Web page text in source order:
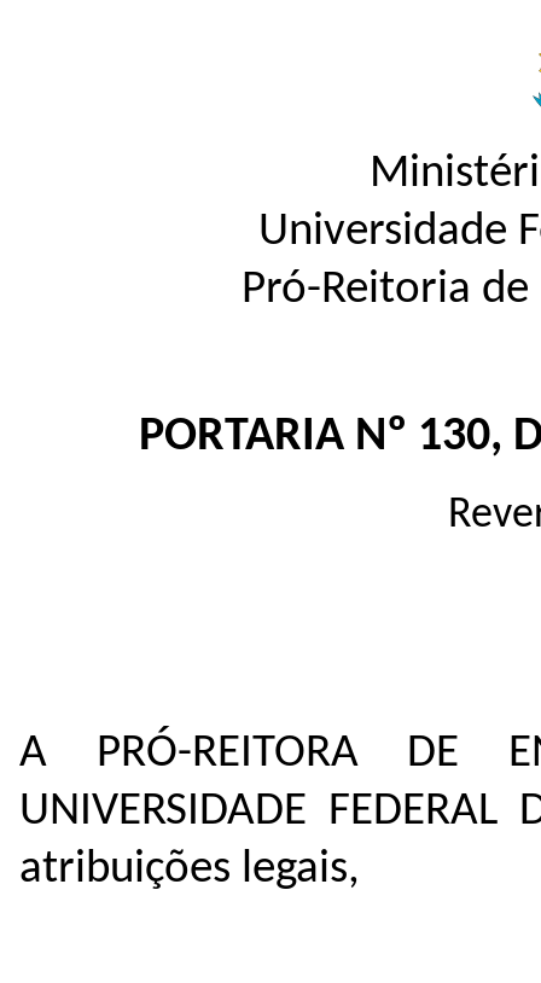
Universidade
Pró-Reitoria de
PORTARIA Nº 130,
A PRÓ-REITORA DE
UNIVERSIDADE
atribuições legais,